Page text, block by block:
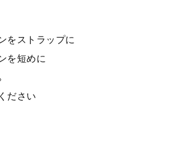
をストラップに
を短めに
ださい